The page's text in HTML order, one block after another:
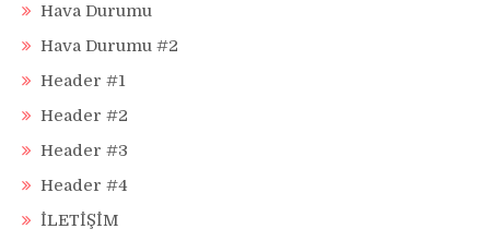
Hava Durumu
Hava Durumu #2
Header #1
Header #2
Header #3
Header #4
İLETİŞİM